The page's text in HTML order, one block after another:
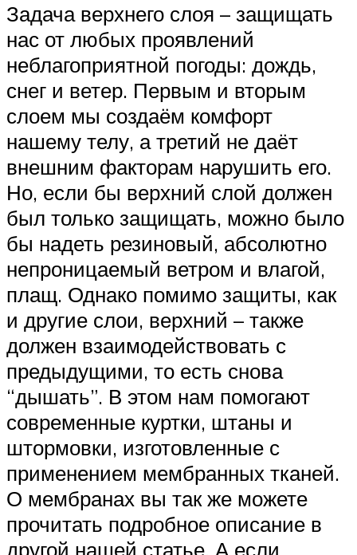
Задача верхнего слоя – защищать
нас от любых проявлений
неблагоприятной погоды: дождь,
снег и ветер. Первым и вторым
слоем мы создаём комфорт
нашему телу, а третий не даёт
внешним факторам нарушить его.
Но, если бы верхний слой должен
был только защищать, можно было
бы надеть резиновый, абсолютно
непроницаемый ветром и влагой,
плащ. Однако помимо защиты, как
и другие слои, верхний – также
должен взаимодействовать с
предыдущими, то есть снова
“дышать”. В этом нам помогают
современные куртки, штаны и
штормовки, изготовленные с
применением мембранных тканей.
О мембранах вы так же можете
прочитать подробное описание в
другой нашей статье. А если